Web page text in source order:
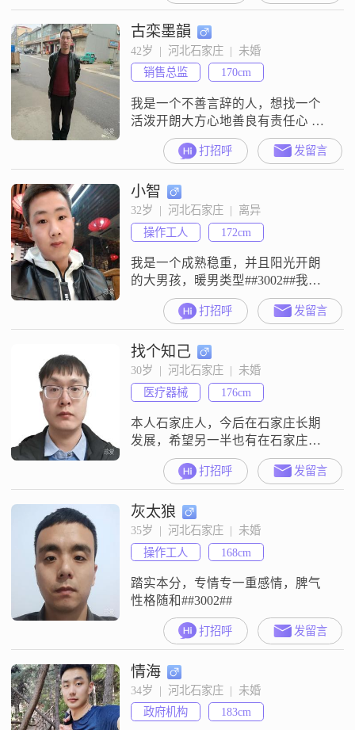
古栾墨韻
42岁  |  河北石家庄  |  未婚
销售总监
170cm
我是一个不善言辞的人，想找一个
活泼开朗大方心地善良有责任心 顾
家的女孩##3002##平时喜欢阅读和
写书法##3002##
打招呼 发留言
小智
32岁  |  河北石家庄  |  离异
操作工人
172cm
我是一个成熟稳重，并且阳光开朗
的大男孩，暖男类型##3002##我就
是一个普通的打工人，想找一个以
结婚为目的，踏踏实实的女孩子
##3002##
打招呼 发留言
找个知己
30岁  |  河北石家庄  |  未婚
医疗器械
176cm
本人石家庄人，今后在石家庄长期
发展，希望另一半也有在石家庄长
期发展的想法。
打招呼 发留言
灰太狼
35岁  |  河北石家庄  |  未婚
操作工人
168cm
踏实本分，专情专一重感情，脾气
性格随和##3002##
打招呼 发留言
情海
34岁  |  河北石家庄  |  未婚
政府机构
183cm